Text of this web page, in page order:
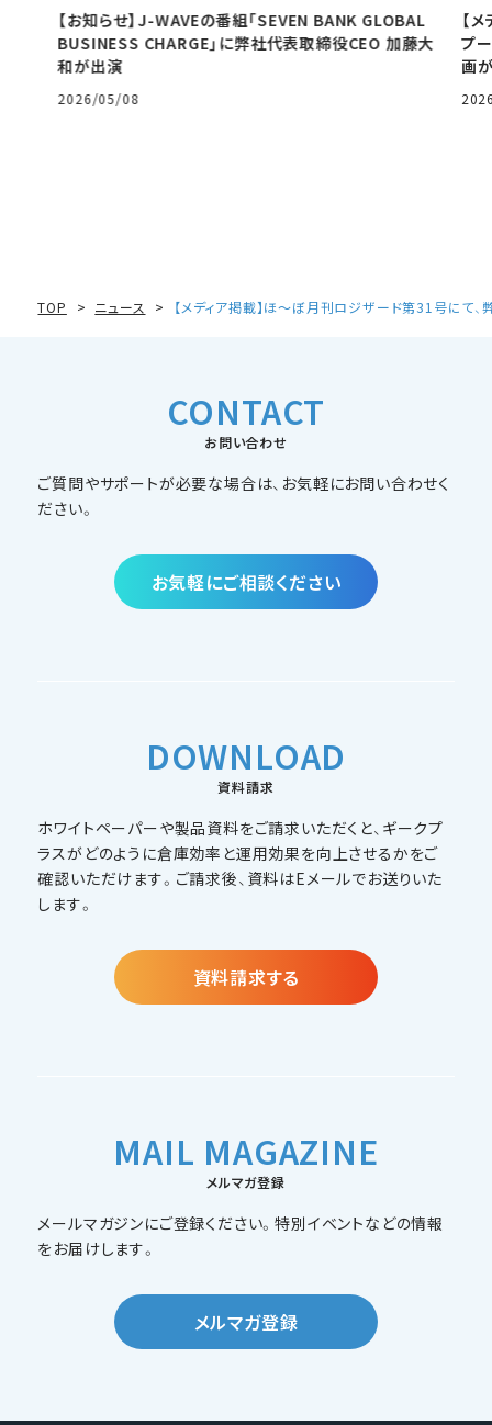
【お知らせ】J-WAVEの番組「SEVEN BANK GLOBAL
BUSINESS CHARGE」に弊社代表取締役CEO 加藤大
和が出演
2026/05/08
【
プ
画
TOP ニュース 【メディア掲載】ほ～ぼ月刊ロジザード第31号にて
CONTACT
お問い合わせ
ご質問やサポートが必要な場合は、お気軽にお問い合わせく
ださい。
お気軽にご相談ください
DOWNLOAD
資料請求
ホワイトペーパーや製品資料をご請求いただくと、ギークプ
ラスがどのように倉庫効率と運用効果を向上させるかをご
確認いただけます。ご請求後、資料はEメールでお送りいた
します。
資料請求する
MAIL MAGAZINE
メルマガ登録
メールマガジンにご登録ください。特別イベントなどの情報
をお届けします。
メルマガ登録